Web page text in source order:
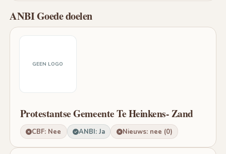
ANBI Goede doelen
GEEN LOGO
Protestantse Gemeente Te Heinkens- Zand
CBF: Nee ANBI: Ja Nieuws: nee (0)